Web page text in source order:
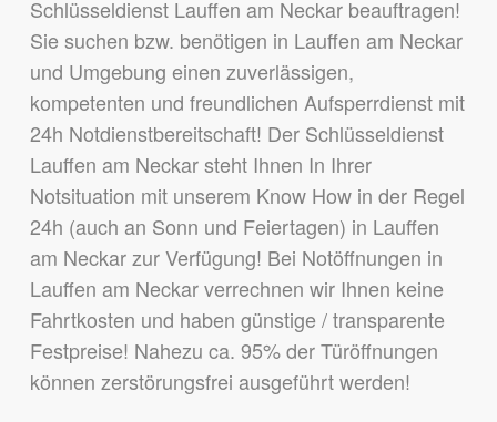
Schlüsseldienst Lauffen am Neckar beauftragen!
Sie suchen bzw. benötigen in Lauffen am Neckar
und Umgebung einen zuverlässigen,
kompetenten und freundlichen Aufsperrdienst mit
24h Notdienstbereitschaft! Der Schlüsseldienst
Lauffen am Neckar steht Ihnen In Ihrer
Notsituation mit unserem Know How in der Regel
24h (auch an Sonn und Feiertagen) in Lauffen
am Neckar zur Verfügung! Bei Notöffnungen in
Lauffen am Neckar verrechnen wir Ihnen keine
Fahrtkosten und haben günstige / transparente
Festpreise! Nahezu ca. 95% der Türöffnungen
können zerstörungsfrei ausgeführt werden!